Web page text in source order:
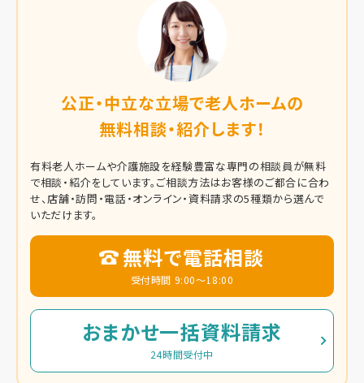
公正・中立な立場で老人ホームの
無料相談・紹介します！
有料老人ホームや介護施設を経験豊富な専門の相談員が無料
で相談・紹介をしています。 ご相談方法はお客様のご都合に合わ
せ、店舗・訪問・電話・オンライン・資料請求の5種類から選んで
いただけます。
無料で電話相談
受付時間 9:00～18:00
おまかせ一括資料請求
24時間受付中